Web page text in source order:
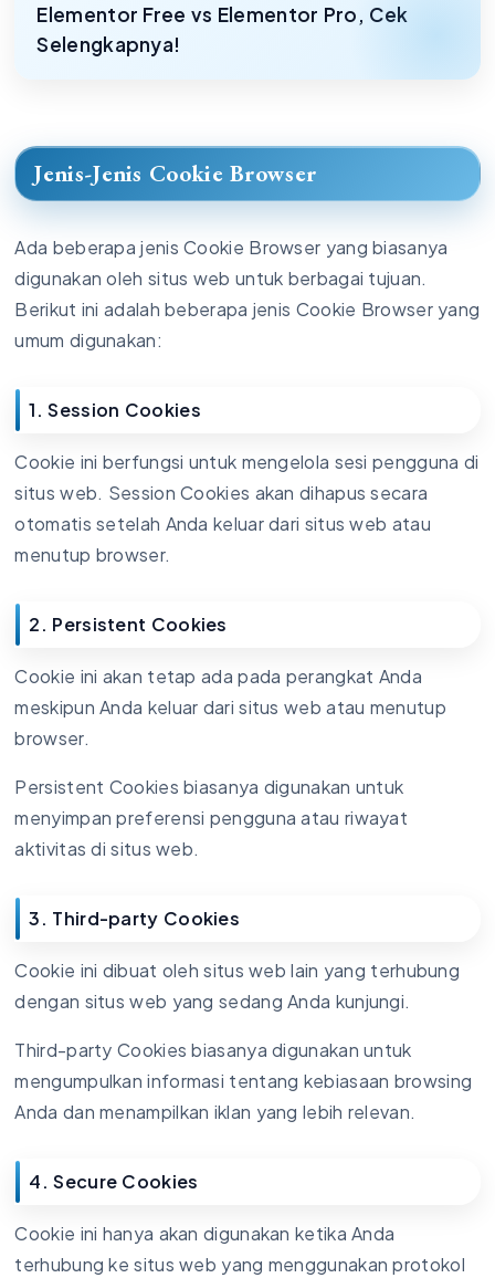
Elementor Free vs Elementor Pro, Cek
Selengkapnya!
Jenis-Jenis Cookie Browser
Ada beberapa jenis Cookie Browser yang biasanya
digunakan oleh situs web untuk berbagai tujuan.
Berikut ini adalah beberapa jenis Cookie Browser yang
umum digunakan:
1. Session Cookies
Cookie ini berfungsi untuk mengelola sesi pengguna di
situs web. Session Cookies akan dihapus secara
otomatis setelah Anda keluar dari situs web atau
menutup browser.
2. Persistent Cookies
Cookie ini akan tetap ada pada perangkat Anda
meskipun Anda keluar dari situs web atau menutup
browser.
Persistent Cookies biasanya digunakan untuk
menyimpan preferensi pengguna atau riwayat
aktivitas di situs web.
3. Third-party Cookies
Cookie ini dibuat oleh situs web lain yang terhubung
dengan situs web yang sedang Anda kunjungi.
Third-party Cookies biasanya digunakan untuk
mengumpulkan informasi tentang kebiasaan browsing
Anda dan menampilkan iklan yang lebih relevan.
4. Secure Cookies
Cookie ini hanya akan digunakan ketika Anda
terhubung ke situs web yang menggunakan protokol